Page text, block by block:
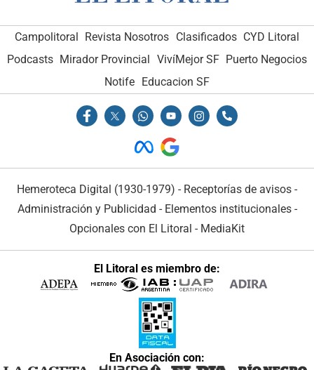
Campolitoral Revista Nosotros Clasificados CYD Litoral
Podcasts Mirador Provincial VivíMejor SF Puerto Negocios
Notife Educacion SF
Hemeroteca Digital (1930-1979) - Receptorías de avisos -
Administración y Publicidad - Elementos institucionales-
Opcionales con El Litoral - MediaKit
El Litoral es miembro de:
En Asociación con: